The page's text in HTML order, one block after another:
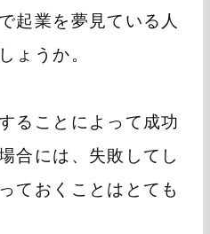
起業を夢見ている人
ょうか。
ることによって成功
合には、失敗してし
ておくことはとても